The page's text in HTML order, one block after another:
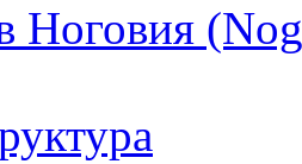
Ноговия